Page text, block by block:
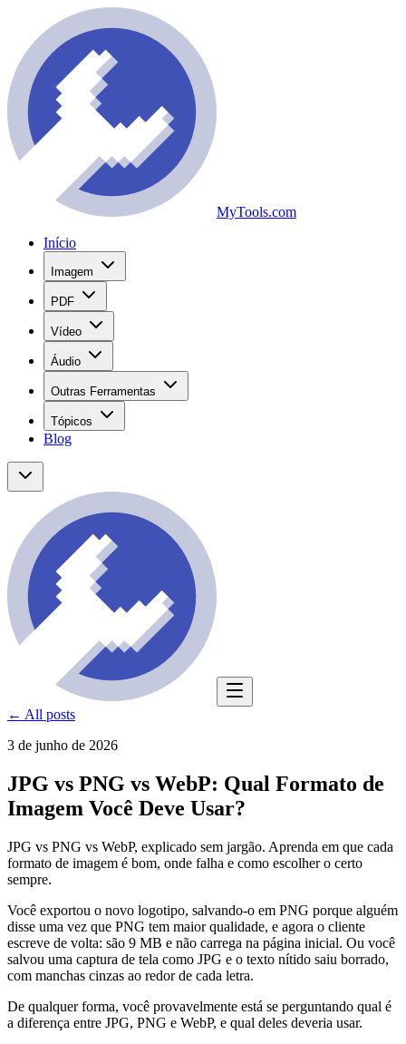
MyTools.com
Início
Imagem
PDF
Vídeo
Áudio
Outras Ferramentas
Tópicos
Blog
← All posts
3 de junho de 2026
JPG vs PNG vs WebP: Qual Formato de
Imagem Você Deve Usar?
JPG vs PNG vs WebP, explicado sem jargão. Aprenda em que cada
formato de imagem é bom, onde falha e como escolher o certo
sempre.
Você exportou o novo logotipo, salvando-o em PNG porque alguém
disse uma vez que PNG tem maior qualidade, e agora o cliente
escreve de volta: são 9 MB e não carrega na página inicial. Ou você
salvou uma captura de tela como JPG e o texto nítido saiu borrado,
com manchas cinzas ao redor de cada letra.
De qualquer forma, você provavelmente está se perguntando qual é
a diferença entre JPG, PNG e WebP, e qual deles deveria usar.